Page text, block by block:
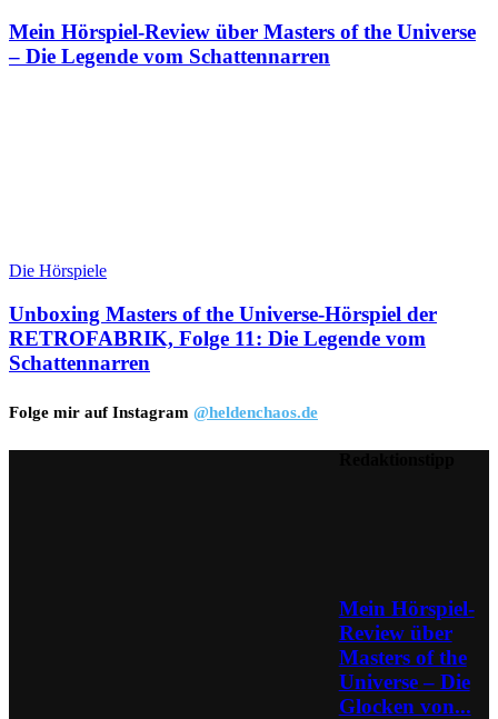
Mein Hörspiel-Review über Masters of the Universe
– Die Legende vom Schattennarren
Die Hörspiele
Unboxing Masters of the Universe-Hörspiel der
RETROFABRIK, Folge 11: Die Legende vom
Schattennarren
Folge mir auf Instagram @heldenchaos.de
Mein Hörspiel-
Review über
Masters of the
Universe – Die
Glocken von...